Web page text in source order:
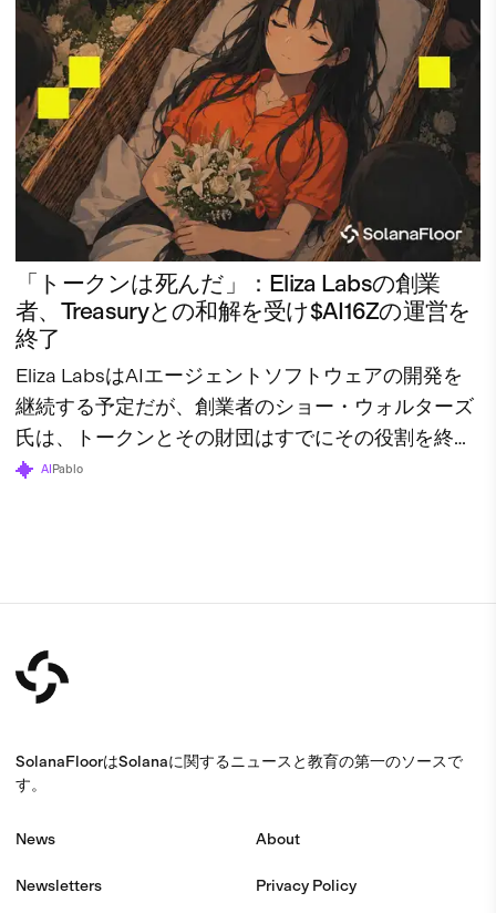
「トークンは死んだ」：Eliza Labsの創業
者、Treasuryとの和解を受け$AI16Zの運営を
終了
Eliza LabsはAIエージェントソフトウェアの開発を
継続する予定だが、創業者のショー・ウォルターズ
氏は、トークンとその財団はすでにその役割を終え
たと述べている。
AI Pablo
SolanaFloorはSolanaに関するニュースと教育の第一のソースで
す。
News
Newsletters
About
Privacy Policy